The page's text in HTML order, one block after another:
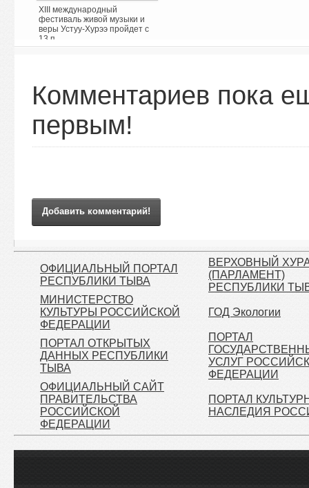
XIII международный
фестиваль живой музыки и
веры Устуу-Хурээ пройдет с
13 п ...
Комментариев пока
первым!
Добавить комментарий!
ОФИЦИАЛЬНЫЙ ПОРТАЛ
РЕСПУБЛИКИ ТЫВА
ВЕРХОВНЫЙ
(ПАРЛАМЕНТ)
РЕСПУБЛИКИ
МИНИСТЕРСТВО
КУЛЬТУРЫ РОССИЙСКОЙ
ФЕДЕРАЦИИ
ГОД Экологии
ПОРТАЛ ОТКРЫТЫХ
ДАННЫХ РЕСПУБЛИКИ
ТЫВА
ПОРТАЛ
УСЛУГ
ФЕДЕРАЦИИ
ОФИЦИАЛЬНЫЙ САЙТ
ПРАВИТЕЛЬСТВА
РОССИЙСКОЙ
ФЕДЕРАЦИИ
ПОРТАЛ
НАСЛЕДИЯ